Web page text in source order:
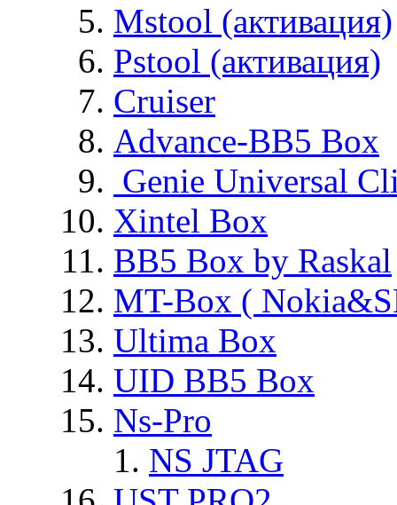
Mstool (активация)
Pstool (активация)
Cruiser
Advance-BB5 Box
Genie Universal
Xintel Box
BB5 Box by Raskal
MT-Box (
Ultima Box
UID BB5 Box
Ns-Pro
NS JTAG